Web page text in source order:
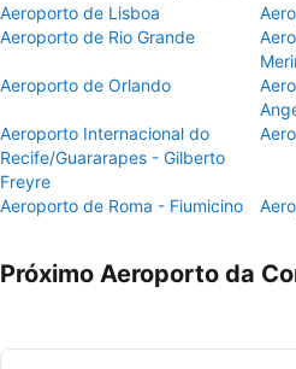
Aeroporto de Lisboa
Aeroporto de Rio Grande
Aeroporto de Orlando
Aeroporto Internacional do
Recife/Guararapes - Gilberto
Freyre
Aeroporto de Roma - Fiumicino
Próximo Aeroporto da